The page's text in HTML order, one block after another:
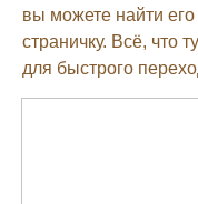
вы можете найти его
страничку. Всё, что
для быстрого